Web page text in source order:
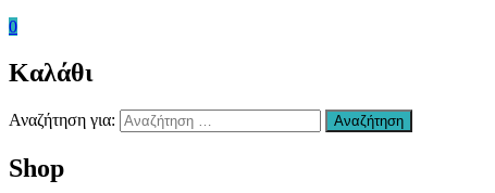
–
Αυτοκινήτων
Χανιά
Επισκευή
Χανιά
–
0
Καλάθι
Αναζήτηση για: Αναζήτηση
Shop